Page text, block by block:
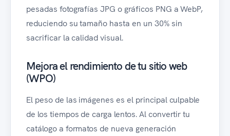
pesadas fotografías JPG o gráficos PNG a WebP,
reduciendo su tamaño hasta en un 30% sin
sacrificar la calidad visual.
Mejora el rendimiento de tu sitio web
(WPO)
El peso de las imágenes es el principal culpable
de los tiempos de carga lentos. Al convertir tu
catálogo a formatos de nueva generación